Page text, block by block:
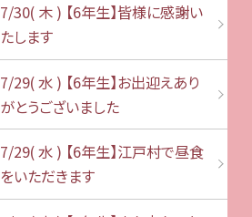
7/30( 木 ) 【6年生】皆様に感謝い
たします
7/29( 水 ) 【6年生】お出迎えあり
がとうございました
7/29( 水 ) 【6年生】江戸村で昼食
をいただきます